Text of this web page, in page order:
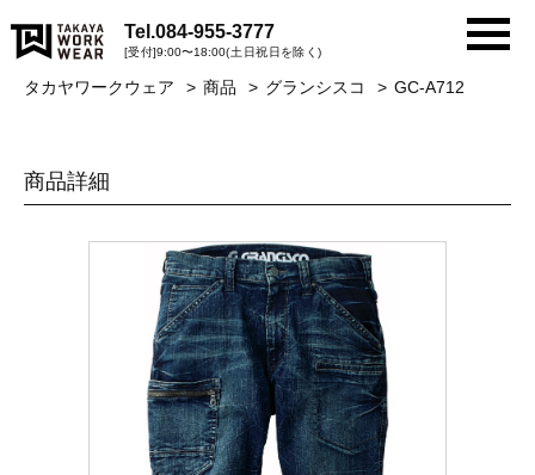
Tel.084-955-3777
[受付]9:00〜18:00(土日祝日を除く)
タカヤワークウェア 商品 グランシスコ GC-A712
商品詳細